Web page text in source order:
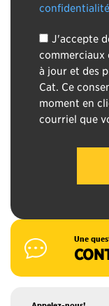
confidentialité
J'accepte
commerciaux
à jour et des
Cat. Ce
moment en
courriel que
Une